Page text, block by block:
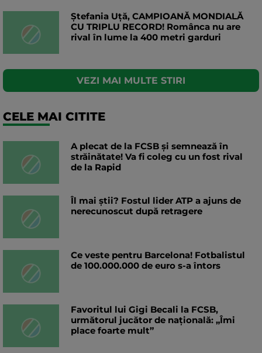
Ștefania Uță, CAMPIOANĂ MONDIALĂ
CU TRIPLU RECORD! Românca nu are
rival în lume la 400 metri garduri
VEZI MAI MULTE STIRI
CELE MAI CITITE
A plecat de la FCSB și semnează în
străinătate! Va fi coleg cu un fost rival
de la Rapid
Îl mai știi? Fostul lider ATP a ajuns de
nerecunoscut după retragere
Ce veste pentru Barcelona! Fotbalistul
de 100.000.000 de euro s-a întors
Favoritul lui Gigi Becali la FCSB,
următorul jucător de națională: „Îmi
place foarte mult”